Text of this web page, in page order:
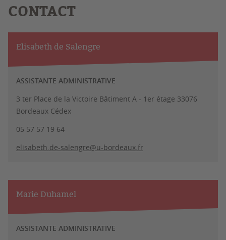
CONTACT
Elisabeth de Salengre
ASSISTANTE ADMINISTRATIVE
3 ter Place de la Victoire Bâtiment A - 1er étage 33076
Bordeaux Cédex
05 57 57 19 64
elisabeth.de-salengre@u-bordeaux.fr
Marie Duhamel
ASSISTANTE ADMINISTRATIVE